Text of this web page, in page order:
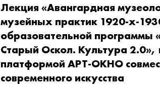
Лекция «Авангардная
музейных практик 1920-х-
образовательной программы
Старый Оскол. Культура 2.0»,
платформой АРТ-ОКНО
современного искусства